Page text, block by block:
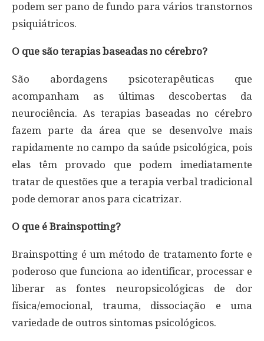
podem ser pano de fundo para vários transtornos
psiquiátricos.
O que são terapias baseadas no cérebro?
São abordagens psicoterapêuticas que
acompanham as últimas descobertas da
neurociência. As terapias baseadas no cérebro
fazem parte da área que se desenvolve mais
rapidamente no campo da saúde psicológica, pois
elas têm provado que podem imediatamente
tratar de questões que a terapia verbal tradicional
pode demorar anos para cicatrizar.
O que é Brainspotting?
Brainspotting é um método de tratamento forte e
poderoso que funciona ao identificar, processar e
liberar as fontes neuropsicológicas de dor
física/emocional, trauma, dissociação e uma
variedade de outros sintomas psicológicos.